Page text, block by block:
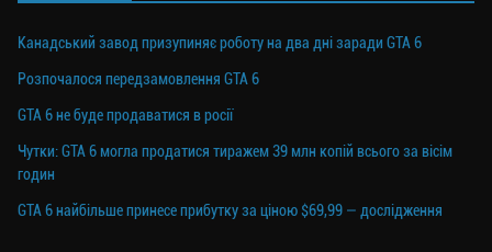
Канадський завод призупиняє роботу на два дні заради GTA 6
Розпочалося передзамовлення GTA 6
GTA 6 не буде продаватися в росії
Чутки: GTA 6 могла продатися тиражем 39 млн копій всього за вісім
годин
GTA 6 найбільше принесе прибутку за ціною $69,99 — дослідження